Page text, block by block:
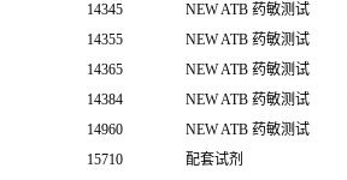
14345
NEW ATB 药敏测试
14355
NEW ATB 药敏测试
14365
NEW ATB 药敏测试
14384
NEW ATB 药敏测试
14960
NEW ATB 药敏测试
15710
配套试剂